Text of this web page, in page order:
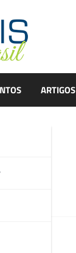
ARTIGOS